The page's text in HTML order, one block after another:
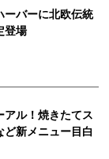
ーバーに北欧伝統
登場
アル！焼きたてス
ど新メニュー目白